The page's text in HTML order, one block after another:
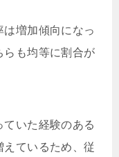
増加傾向になっ
らも均等に割合が
いた経験のある
ているため、従